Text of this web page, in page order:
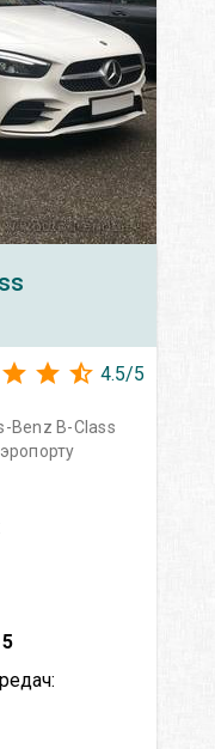
4.5/5
Benz B-Class
5